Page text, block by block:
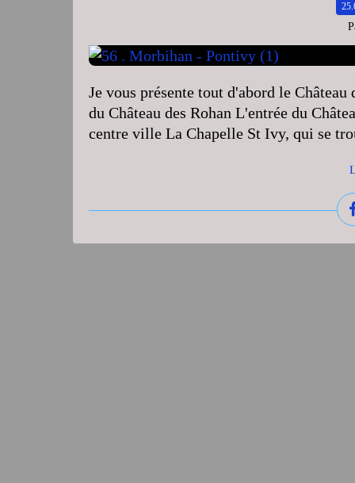
Je vous présente tout d'abord le
du Château des Rohan L'entrée du
centre ville La Chapelle St Ivy, qui se